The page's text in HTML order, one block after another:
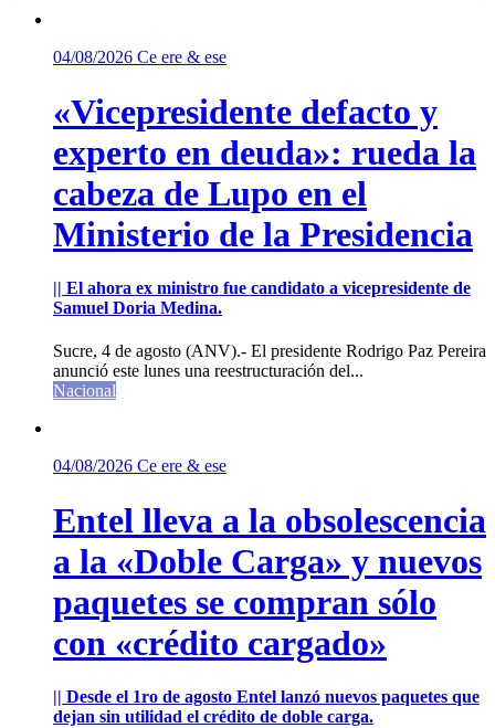
04/08/2026 Ce ere & ese
«Vicepresidente defacto y
experto en deuda»: rueda la
cabeza de Lupo en el
Ministerio de la Presidencia
|| El ahora ex ministro fue candidato a vicepresidente de
Samuel Doria Medina.
Sucre, 4 de agosto (ANV).- El presidente Rodrigo Paz Pereira
anunció este lunes una reestructuración del...
Nacional
04/08/2026 Ce ere & ese
Entel lleva a la obsolescencia
a la «Doble Carga» y nuevos
paquetes se compran sólo
con «crédito cargado»
|| Desde el 1ro de agosto Entel lanzó nuevos paquetes que
dejan sin utilidad el crédito de doble carga.